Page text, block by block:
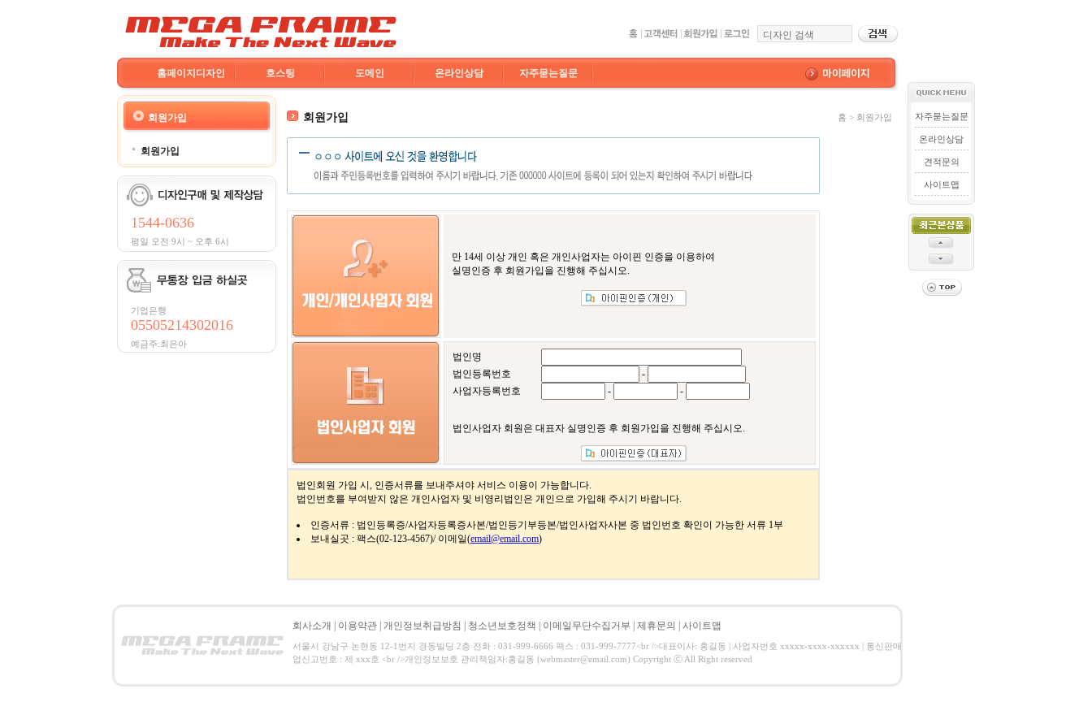
홈페이지디자인 호스팅 도메인 온라인상담 자주묻는질문
회원가입
회원가입
1544-0636
평일 오전 9시 ~ 오후 6시
기업은행
05505214302016
예금주:최은아
회원가입 홈 > 회원가입
만 14세 이상 개인 혹은 개인사업자는 아이핀 인증을 이용하여
실명인증 후 회원가입을 진행해 주십시오.
법인명
법인등록번호
-
사업자등록번호
- -
법인사업자 회원은 대표자 실명인증 후 회원가입을 진행해 주십시오.
법인회원 가입 시, 인증서류를 보내주셔야 서비스 이용이 가능합니다.
법인번호를 부여받지 않은 개인사업자 및 비영리법인은 개인으로 가입해 주시기 바랍니다.
인증서류 : 법인등록증/사업자등록증사본/법인등기부등본/법인사업자사본 중 법인번호 확인이 가능한 서류 1부
보내실곳 : 팩스(02-123-4567)/ 이메일(email@email.com)
자주묻는질문
온라인상담
견적문의
사이트맵
회사소개 이용약관 개인정보취급방침 청소년보호정책 이메일무단수집거부 제휴문의 사이트맵
서울시 강남구 논현동 12-1번지 경동빌딩 2층 전화 : 031-999-6666 팩스 : 031-999-7777<br />대표이사: 홍길동 | 사업자번호 xxxxx-xxxx-xxxxxx | 통신판매
업신고번호 : 제 xxx호 <br />개인정보보호 관리책임자:홍길동 (webmaster@email.com) Copyright ⓒ All Right reserved